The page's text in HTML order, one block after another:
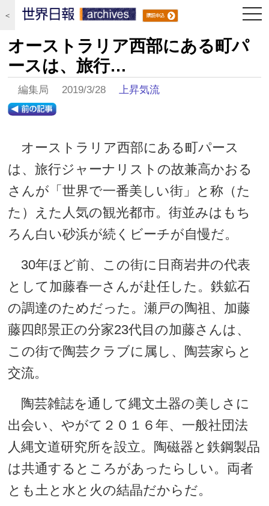
＜
オーストラリア西部にある町パ
ースは、旅行…
編集局 2019/3/28上昇気流
オーストラリア西部にある町パース
は、旅行ジャーナリストの故兼高かおる
さんが「世界で一番美しい街」と称（た
た）えた人気の観光都市。街並みはもち
ろん白い砂浜が続くビーチが自慢だ。
30年ほど前、この街に日商岩井の代表
として加藤春一さんが赴任した。鉄鉱石
の調達のためだった。瀬戸の陶祖、加藤
藤四郎景正の分家23代目の加藤さんは、
この街で陶芸クラブに属し、陶芸家らと
交流。
陶芸雑誌を通して縄文土器の美しさに
出会い、やがて２０１６年、一般社団法
人縄文道研究所を設立。陶磁器と鉄鋼製品
は共通するところがあったらしい。両者
とも土と水と火の結晶だからだ。